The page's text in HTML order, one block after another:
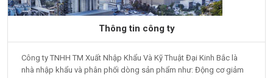
Thông tin công ty
Công ty TNHH TM Xuất Nhập Khẩu Và Kỹ Thuật Đại Kinh Bắc là
nhà nhập khẩu và phân phối dòng sản phẩm như: Động cơ giảm